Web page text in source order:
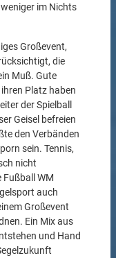
im Nichts
Großevent,
die
Muß. Gute
Platz haben
der Spielball
Geisel befreien
den Verbänden
sein. Tennis,
nicht
Fußball WM
auch
Großevent
Ein Mix aus
und Hand